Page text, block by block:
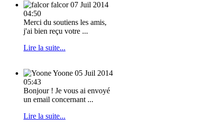
falcor 07 Juil 2014
04:50
Merci du soutiens les amis,
j'ai bien reçu votre ...
Lire la suite...
Yoone 05 Juil 2014
05:43
Bonjour ! Je vous ai envoyé
un email concernant ...
Lire la suite...